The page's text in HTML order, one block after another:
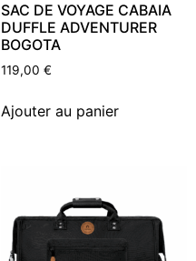
SAC DE VOYAGE CABAIA
DUFFLE ADVENTURER
BOGOTA
119,00 €
Ajouter au panier